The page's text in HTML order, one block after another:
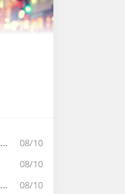
08/10
08/10
08/10